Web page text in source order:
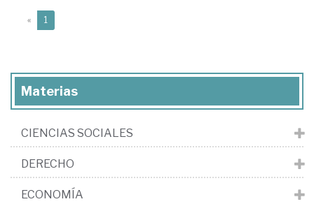
« 1
Materias
CIENCIAS SOCIALES
DERECHO
ECONOMÍA